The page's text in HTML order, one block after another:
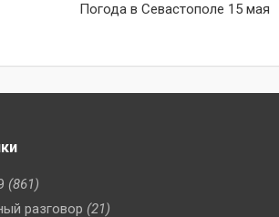
Погода в Севастополе 15 мая
(861)
разговор (21)